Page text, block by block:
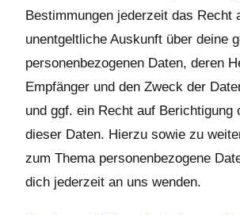
Bestimmungen jederzeit das Recht
unentgeltliche Auskunft über deine
personenbezogenen Daten, deren
Empfänger und den Zweck der
und ggf. ein Recht auf Berichtigung
dieser Daten. Hierzu sowie zu
zum Thema personenbezogene
dich jederzeit an uns wenden.